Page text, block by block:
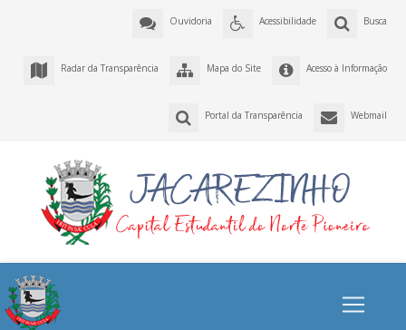
Busca
Acessibilidade
Ouvidoria
Acesso à Informação
Mapa do Site
Radar da Transparência
Webmail
Portal da Transparência